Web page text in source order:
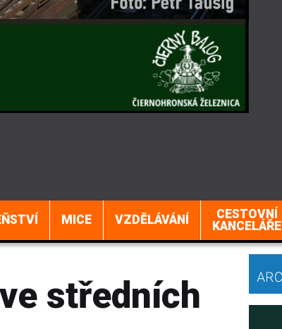
MICE VZDĚLÁVÁNÍ
CESTOVNÍ
KANCELÁŘE
středních